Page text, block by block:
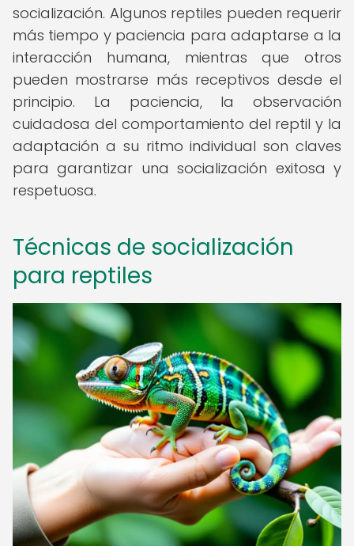
socialización. Algunos reptiles pueden requerir
más tiempo y paciencia para adaptarse a la
interacción humana, mientras que otros
pueden mostrarse más receptivos desde el
principio. La paciencia, la observación
cuidadosa del comportamiento del reptil y la
adaptación a su ritmo individual son claves
para garantizar una socialización exitosa y
respetuosa.
Técnicas de socialización
para reptiles